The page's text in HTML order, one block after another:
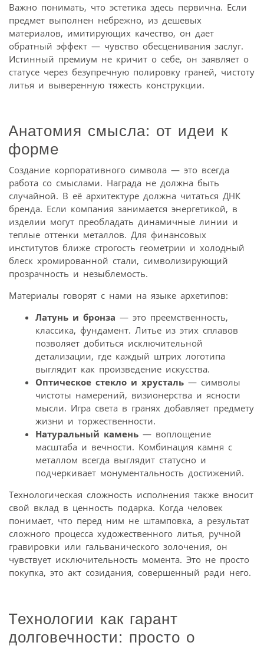
Важно понимать, что эстетика здесь первична. Если
предмет выполнен небрежно, из дешевых
материалов, имитирующих качество, он дает
обратный эффект — чувство обесценивания заслуг.
Истинный премиум не кричит о себе, он заявляет о
статусе через безупречную полировку граней, чистоту
литья и выверенную тяжесть конструкции.
Анатомия смысла: от идеи к
форме
Создание корпоративного символа — это всегда
работа со смыслами. Награда не должна быть
случайной. В её архитектуре должна читаться ДНК
бренда. Если компания занимается энергетикой, в
изделии могут преобладать динамичные линии и
теплые оттенки металлов. Для финансовых
институтов ближе строгость геометрии и холодный
блеск хромированной стали, символизирующий
прозрачность и незыблемость.
Материалы говорят с нами на языке архетипов:
Латунь и бронза — это преемственность,
классика, фундамент. Литье из этих сплавов
позволяет добиться исключительной
детализации, где каждый штрих логотипа
выглядит как произведение искусства.
Оптическое стекло и хрусталь — символы
чистоты намерений, визионерства и ясности
мысли. Игра света в гранях добавляет предмету
жизни и торжественности.
Натуральный камень — воплощение
масштаба и вечности. Комбинация камня с
металлом всегда выглядит статусно и
подчеркивает монументальность достижений.
Технологическая сложность исполнения также вносит
свой вклад в ценность подарка. Когда человек
понимает, что перед ним не штамповка, а результат
сложного процесса художественного литья, ручной
гравировки или гальванического золочения, он
чувствует исключительность момента. Это не просто
покупка, это акт созидания, совершенный ради него.
Технологии как гарант
долговечности: просто о